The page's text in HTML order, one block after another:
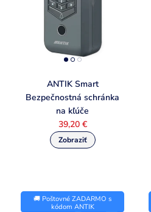
ANTIK Smart
Bezpečnostná schránka
na kľúče
39,20 €
🚚 Poštovné ZADARMO s
kódom ANTIK